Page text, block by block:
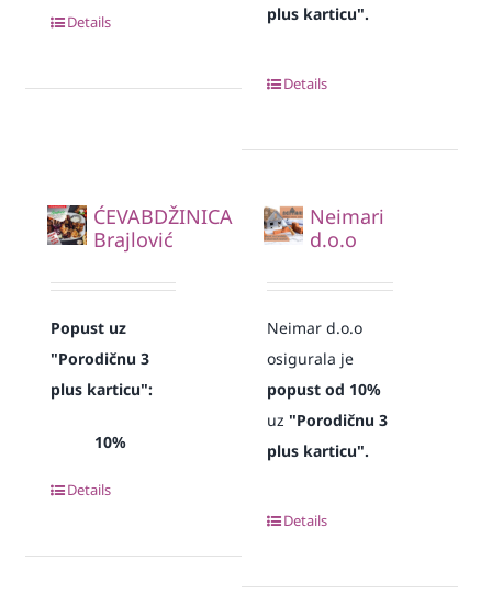
Details
plus karticu".
Details
ĆEVABDŽINICA
Brajlović
Popust uz
"Porodičnu 3
plus karticu":
10%
Details
Neimari
d.o.o
Neimar d.o.o
osigurala je
popust od 10%
uz"Porodičnu 3
plus karticu".
Details